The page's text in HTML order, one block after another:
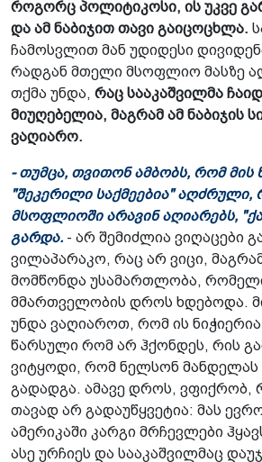
როგორც პოლიტიკოსი, ის უკვე
და ამ ნაბიჯით თავი გაიცოცხლა.
ჩამოსვლით მან უდიდესი
რადგან მთელი მსოფლიო მასზე
თქმა უნდა, რაც სააკაშვილმა
მიუღებელია, მაგრამ ამ ნაბიჯის
ვაღიარო.
- თუმცა, თვითონ ამბობს, რომ მის
"შეკერილი საქმეებია"
მსოფლიოში არავინ აღიარებს,
გარდა. - არ შემიძლია ვიღაცები
ვილაპარაკო, რაც არ ვიცი,
მომწონდა უსამართლობა,
მმართველობის დროს ხდებოდა.
უნდა ვაღიაროთ, რომ ის
წარსული რომ არ ჰქონდეს, რის
ვიტყოდი, რომ ნელსონ მანდელას
გადადგა. ამავე დროს, ვფიქრობ,
თავად არ გადაუწყვეტია: მას
ამერიკაში კარგი მრჩევლები
ასე ურჩიეს და სააკაშვილმაც